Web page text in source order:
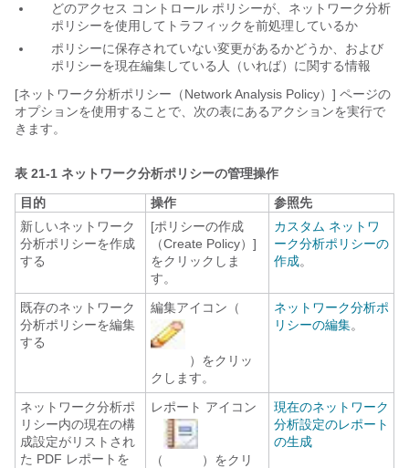
どのアクセス コントロール ポリシーが、ネットワーク分析
ポリシーを使用してトラフィックを前処理しているか
ポリシーに保存されていない変更があるかどうか、および
ポリシーを現在編集している人（いれば）に関する情報
[ネットワーク分析ポリシー（Network Analysis Policy）] ページの
オプションを使用することで、次の表にあるアクションを実行で
きます。
表 21-1 ネットワーク分析ポリシーの管理操作
目的
操作
参照先
新しいネットワーク
分析ポリシーを作成
する
[ポリシーの作成
（Create Policy）]
をクリックしま
す。
カスタム ネットワ
ーク分析ポリシーの
作成。
既存のネットワーク
分析ポリシーを編集
する
編集アイコン（
）をクリッ
クします。
ネットワーク分析ポ
リシーの編集。
ネットワーク分析ポ
リシー内の現在の構
成設定がリストされ
た PDF レポートを
レポート アイコン
（
）をクリ
現在のネットワーク
分析設定のレポート
の生成